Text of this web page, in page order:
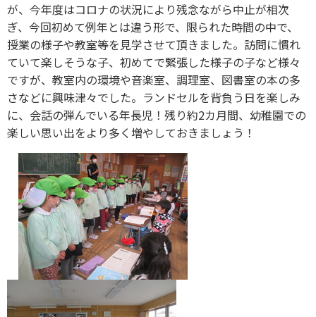
が、今年度はコロナの状況により残念ながら中止が相次
ぎ、今回初めて例年とは違う形で、限られた時間の中で、
授業の様子や教室等を見学させて頂きました。訪問に慣れ
ていて楽しそうな子、初めてで緊張した様子の子など様々
ですが、教室内の環境や音楽室、調理室、図書室の本の多
さなどに興味津々でした。ランドセルを背負う日を楽しみ
に、会話の弾んでいる年長児！残り約2カ月間、幼稚園での
楽しい思い出をより多く増やしておきましょう！